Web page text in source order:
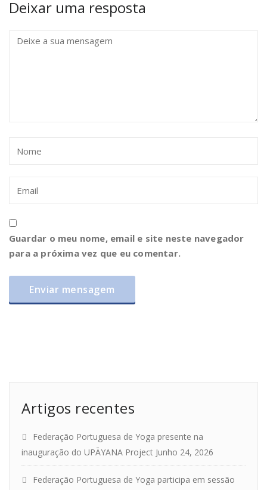
Deixar uma resposta
Guardar o meu nome, email e site neste navegador
para a próxima vez que eu comentar.
Artigos recentes
Federação Portuguesa de Yoga presente na
inauguração do UPĀYANA Project Junho 24, 2026
Federação Portuguesa de Yoga participa em sessão